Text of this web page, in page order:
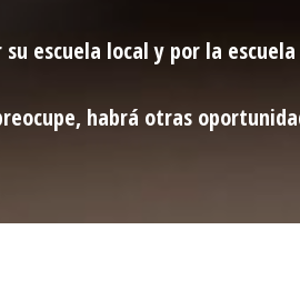
escuela local y por la
habrá otras